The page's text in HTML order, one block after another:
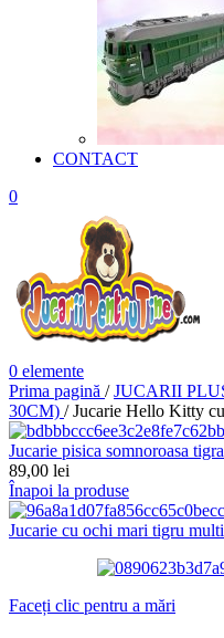
CONTACT
0
0 elemente
Prima pagină / JUCARII
30CM) / Jucarie Hello Kitty
Jucarie pisica somnoroasa
89,00 lei
Înapoi la produse
Jucarie cu ochi mari tigru
Faceți clic pentru a mări